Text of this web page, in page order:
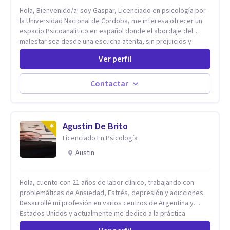
Hola, Bienvenido/a! soy Gaspar, Licenciado en psicología por
la Universidad Nacional de Cordoba, me interesa ofrecer un
espacio Psicoanalítico en español donde el abordaje del
malestar sea desde una escucha atenta, sin prejuicios y
rescatando lo singular de cada caso, sin caer en etiquetas.
Considero que todas las personas en algún momento pueden
sufrir y cada una por cuestiones particulares, es en mi
espacio donde se le dará un lugar a esas cuestiones
singulares de cada uno, para luego generar cambios. Soy una
investigo. Siempre en la búsqueda de ser un mejor
profesional.
Ver perfil
Contactar
Agustin De Brito
Licenciado En Psicología
Austin
Hola, cuento con 21 años de labor clínico, trabajando con
problemáticas de Ansiedad, Estrés, depresión y adicciones.
Desarrollé mi profesión en varios centros de Argentina y
Estados Unidos y actualmente me dedico a la práctica
privada. Utilizo terapias cognitivas conductuales basadas en